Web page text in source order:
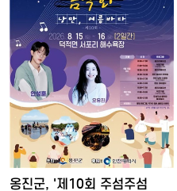
옹진군, '제10회 주섬주섬